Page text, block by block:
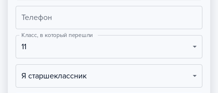
Телефон
Класс, в который перешли
11
Я старшеклассник